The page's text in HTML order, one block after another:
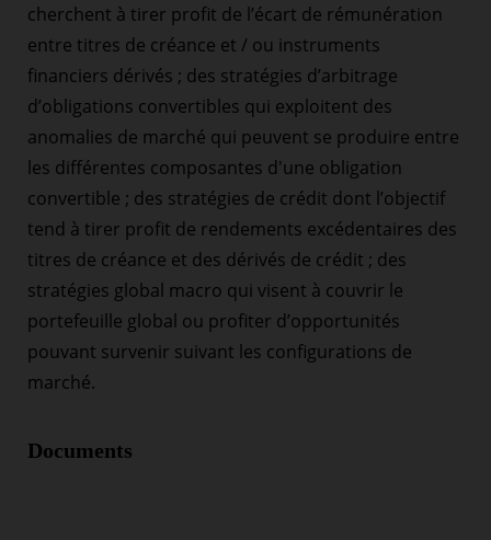
cherchent à tirer profit de l’écart de rémunération
entre titres de créance et / ou instruments
financiers dérivés ; des stratégies d’arbitrage
d’obligations convertibles qui exploitent des
anomalies de marché qui peuvent se produire entre
les différentes composantes d'une obligation
convertible ; des stratégies de crédit dont l’objectif
tend à tirer profit de rendements excédentaires des
titres de créance et des dérivés de crédit ; des
stratégies global macro qui visent à couvrir le
portefeuille global ou profiter d’opportunités
pouvant survenir suivant les configurations de
marché.
Documents